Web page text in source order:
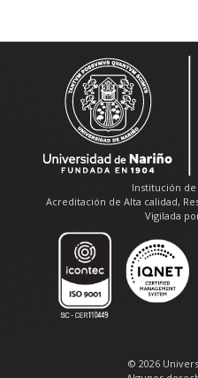
Institución
Acreditación de Alta calidad,
Vigilada
© 2026